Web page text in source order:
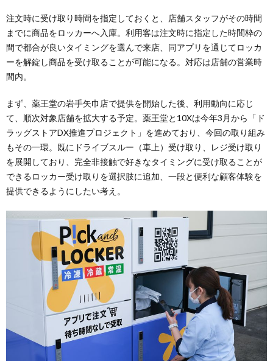
注文時に受け取り時間を指定しておくと、店舗スタッフがその時間
までに商品をロッカーへ入庫。利用客は注文時に指定した時間枠の
間で都合が良いタイミングを選んで来店、同アプリを通じてロッカ
ーを解錠し商品を受け取ることが可能になる。対応は店舗の営業時
間内。
まず、薬王堂の岩手矢巾店で提供を開始した後、利用動向に応じ
て、順次対象店舗を拡大する予定。薬王堂と10Xは今年3月から「ド
ラッグストアDX推進プロジェクト」を進めており、今回の取り組み
もその一環。既にドライブスルー（車上）受け取り、レジ受け取り
を展開しており、完全非接触で好きなタイミングに受け取ることが
できるロッカー受け取りを選択肢に追加、一段と便利な顧客体験を
提供できるようにしたい考え。